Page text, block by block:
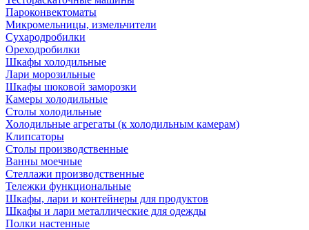
Пароконвектоматы
Микромельницы, измельчители
Сухародробилки
Ореходробилки
Шкафы холодильные
Лари морозильные
Шкафы шоковой заморозки
Камеры холодильные
Столы холодильные
Холодильные агрегаты (к холодильным камерам)
Клипсаторы
Столы производственные
Ванны моечные
Стеллажи производственные
Тележки функциональные
Шкафы, лари и контейнеры для продуктов
Шкафы и лари металлические для одежды
Полки настенные